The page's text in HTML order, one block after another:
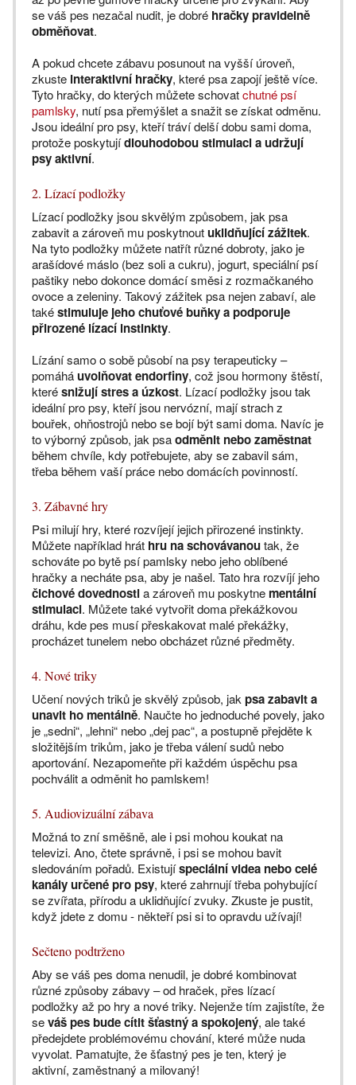
se váš pes nezačal nudit, je dobré hračky pravidelně
obměňovat.
A pokud chcete zábavu posunout na vyšší úroveň,
zkuste interaktivní hračky, které psa zapojí ještě více.
Tyto hračky, do kterých můžete schovatchutné psí
pamlsky, nutí psa přemýšlet a snažit se získat odměnu.
Jsou ideální pro psy, kteří tráví delší dobu sami doma,
protože poskytujídlouhodobou stimulaci a udržují
psy aktivní.
2. Lízací podložky
Lízací podložky jsou skvělým způsobem, jak psa
zabavit a zároveň mu poskytnoutuklidňující zážitek.
Na tyto podložky můžete natřít různé dobroty, jako je
arašídové máslo (bez soli a cukru), jogurt, speciální psí
paštiky nebo dokonce domácí směsi z rozmačkaného
ovoce a zeleniny. Takový zážitek psa nejen zabaví, ale
takéstimuluje jeho chuťové buňky a podporuje
přirozené lízací instinkty.
Lízání samo o sobě působí na psy terapeuticky –
pomáháuvolňovat endorfiny, což jsou hormony štěstí,
kterésnižují stres a úzkost. Lízací podložky jsou tak
ideální pro psy, kteří jsou nervózní, mají strach z
bouřek, ohňostrojů nebo se bojí být sami doma. Navíc je
to výborný způsob, jak psaodměnit nebo zaměstnat
během chvíle, kdy potřebujete, aby se zabavil sám,
třeba během vaší práce nebo domácích povinností.
3. Zábavné hry
Psi milují hry, které rozvíjejí jejich přirozené instinkty.
Můžete například hrát hru na schovávanoutak, že
schováte po bytě psí pamlsky nebo jeho oblíbené
hračky a necháte psa, aby je našel. Tato hra rozvíjí jeho
čichové dovednostia zároveň mu poskytne mentální
stimulaci. Můžete také vytvořit doma překážkovou
dráhu, kde pes musí přeskakovat malé překážky,
procházet tunelem nebo obcházet různé předměty.
4. Nové triky
Učení nových triků je skvělý způsob, jakpsa zabavit a
unavit ho mentálně. Naučte ho jednoduché povely, jako
je „sedni“, „lehni“ nebo „dej pac“, a postupně přejděte k
složitějším trikům, jako je třeba válení sudů nebo
aportování. Nezapomeňte při každém úspěchu psa
pochválit a odměnit ho pamlskem!
5. Audiovizuální zábava
Možná to zní směšně, ale i psi mohou koukat na
televizi. Ano, čtete správně, i psi se mohou bavit
sledováním pořadů. Existujíspeciální videa nebo celé
kanály určené pro psy, které zahrnují třeba pohybující
se zvířata, přírodu a uklidňující zvuky. Zkuste je pustit,
když jdete z domu - někteří psi si to opravdu užívají!
Sečteno podtrženo
Aby se váš pes doma nenudil, je dobré kombinovat
různé způsoby zábavy – od hraček, přes lízací
podložky až po hry a nové triky. Nejenže tím zajistíte, že
seváš pes bude cítit šťastný a spokojený, ale také
předejdete problémovému chování, které může nuda
vyvolat. Pamatujte, že šťastný pes je ten, který je
aktivní, zaměstnaný a milovaný!